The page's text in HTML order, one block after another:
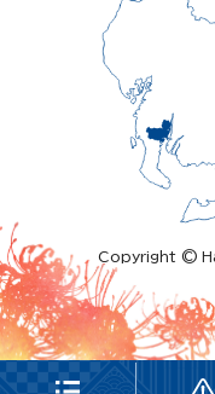
Copyright ©